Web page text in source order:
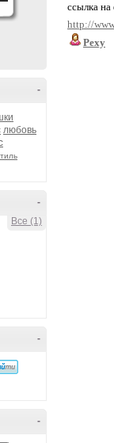
-
любовь
-
Все (1)
-
-
ссылка на
http://
Pexy